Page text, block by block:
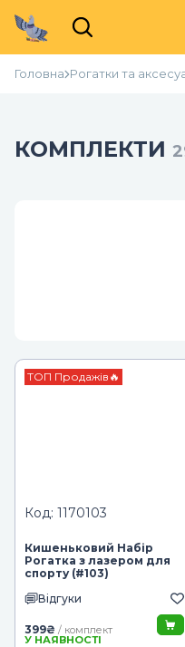
Головна Рогатки та
КОМПЛЕКТИ
ТОП Продажів🔥
Код: 1170103
Кишеньковий Набір
Рогатка з лазером для
спорту (#103)
Відгуки
399₴ / комплект
У НАЯВНОСТІ